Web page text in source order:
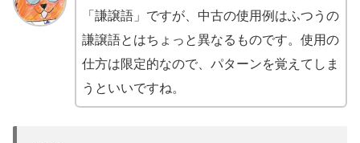
「謙譲語」ですが、中古の使用例はふつうの
謙譲語とはちょっと異なるものです。使用の
仕方は限定的なので、パターンを覚えてしま
うといいですね。